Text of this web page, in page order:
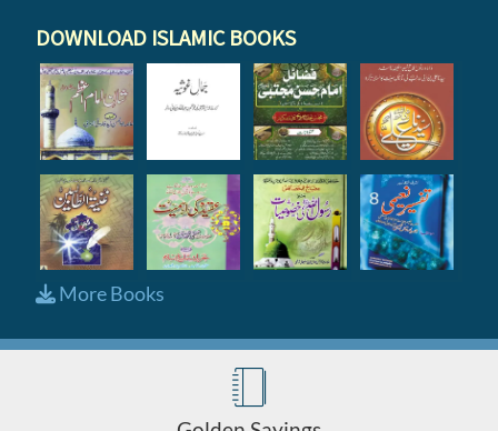
DOWNLOAD ISLAMIC BOOKS
More Books